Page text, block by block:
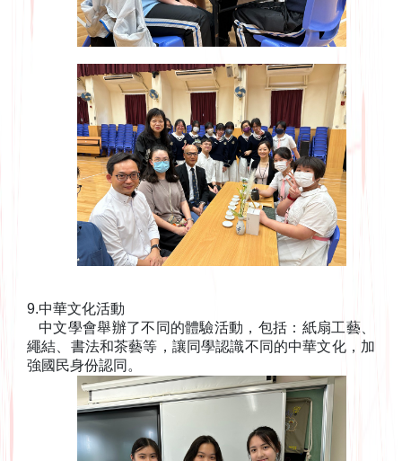
9.中華文化活動
中文學會舉辦了不同的體驗活動，包括：紙扇工藝、
繩結、書法和茶藝等，讓同學認識不同的中華文化，加
強國民身份認同。